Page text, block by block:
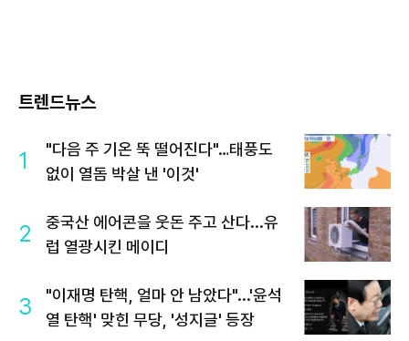
트렌드뉴스
1
"다음 주 기온 뚝 떨어진다"…태풍도
없이 열돔 박살 낸 '이것'
2
중국산 에어콘을 웃돈 주고 산다...유
럽 열광시킨 메이디
3
"이재명 탄핵, 얼마 안 남았다"...'윤석
열 탄핵' 맞힌 무당, '성지글' 등장